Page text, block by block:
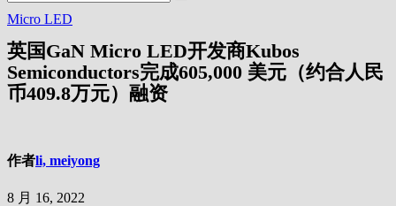
Micro LED
英国GaN Micro LED开发商Kubos
Semiconductors完成605,000 美元（约合人民
币409.8万元）融资
作者li, meiyong
8 月 16, 2022